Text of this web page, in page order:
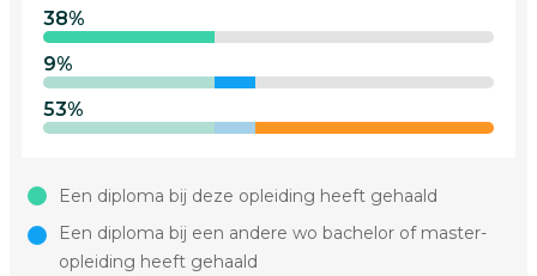
38%
9%
53%
Een diploma bij deze opleiding heeft gehaald
Een diploma bij een andere wo bachelor of master-
opleiding heeft gehaald